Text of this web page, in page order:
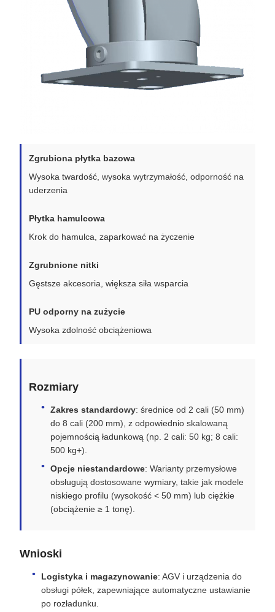
Zgrubiona płytka bazowa
Wysoka twardość, wysoka wytrzymałość, odporność na
uderzenia
Płytka hamulcowa
Krok do hamulca, zaparkować na życzenie
Zgrubnione nitki
Gęstsze akcesoria, większa siła wsparcia
PU odporny na zużycie
Wysoka zdolność obciążeniowa
Rozmiary
Zakres standardowy: średnice od 2 cali (50 mm)
do 8 cali (200 mm), z odpowiednio skalowaną
pojemnością ładunkową (np. 2 cali: 50 kg; 8 cali:
500 kg+).
Opcje niestandardowe: Warianty przemysłowe
obsługują dostosowane wymiary, takie jak modele
niskiego profilu (wysokość < 50 mm) lub ciężkie
(obciążenie ≥ 1 tonę).
Wnioski
Logistyka i magazynowanie: AGV i urządzenia do
obsługi półek, zapewniające automatyczne ustawianie
po rozładunku.